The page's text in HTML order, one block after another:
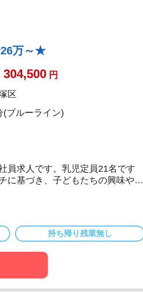
万～★
304,500 円
区
(ブルーライン)
員求人です。乳児定員21名です
に基づき、子どもたちの興味や関
台で、じっくり子供達と関わる
ております♪
持ち帰り残業無し